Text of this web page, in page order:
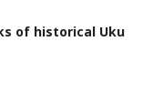
of historical Uku